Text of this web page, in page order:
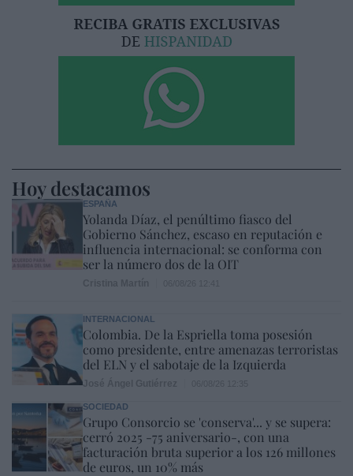
Hoy destacamos
ESPAÑA
Yolanda Díaz, el penúltimo fiasco del
Gobierno Sánchez, escaso en reputación e
influencia internacional: se conforma con
ser la número dos de la OIT
INTERNACIONAL
Colombia. De la Espriella toma posesión
como presidente, entre amenazas terroristas
del ELN y el sabotaje de la Izquierda
SOCIEDAD
Grupo Consorcio se 'conserva'... y se supera:
cerró 2025 -75 aniversario-, con una
facturación bruta superior a los 126 millones
de euros, un 10% más